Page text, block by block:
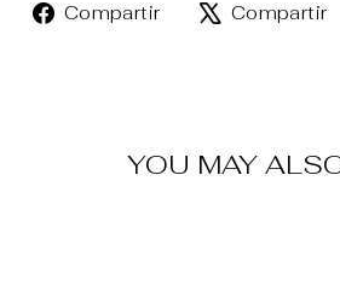
Compartir
CompartirCompartir
YOU MAY